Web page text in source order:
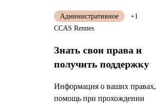
Знать свои права и
получить поддержку
Информация о ваших правах,
помощь при прохождении
Административное
+1
CCAS Rennes